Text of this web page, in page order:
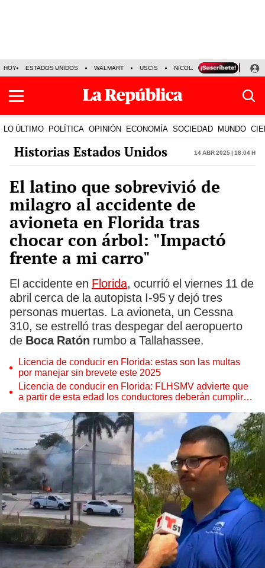
HOY ESTADOS UNIDOS WALMART USCIS NICOLÁS MADURO P-8
LO ÚLTIMO POLÍTICA OPINIÓN ECONOMÍA SOCIEDAD MUNDO
Historias Estados Unidos 14 Abr 2025 | 18:04 h
El latino que sobrevivió de
milagro al accidente de
avioneta en Florida tras
chocar con árbol: "Impactó
frente a mi carro"
El accidente en Florida, ocurrió el viernes 11 de
abril cerca de la autopista I-95 y dejó tres
personas muertas. La avioneta, un Cessna
310, se estrelló tras despegar del aeropuerto
de Boca Ratón rumbo a Tallahassee.
Licencia de conducir en Florida: estas son las multas
por manejar sin brevete este 2025
Licencia de conducir en Florida: FLHSMV advierte que
a partir de esta edad los conductores deberán cumplir